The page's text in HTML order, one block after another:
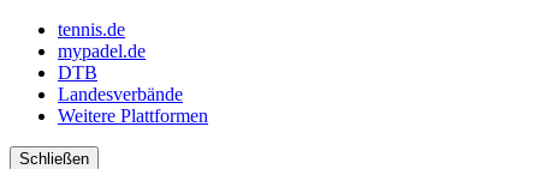
tennis.de
mypadel.de
DTB
Landesverbände
Weitere Plattformen
Schließen